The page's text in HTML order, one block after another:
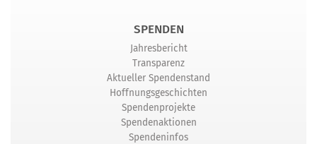
SPENDEN
Jahresbericht
Transparenz
Aktueller Spendenstand
Hoffnungsgeschichten
Spendenprojekte
Spendenaktionen
Spendeninfos